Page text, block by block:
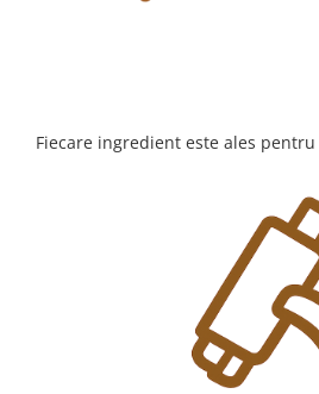
Fiecare ingredient este ales pentru